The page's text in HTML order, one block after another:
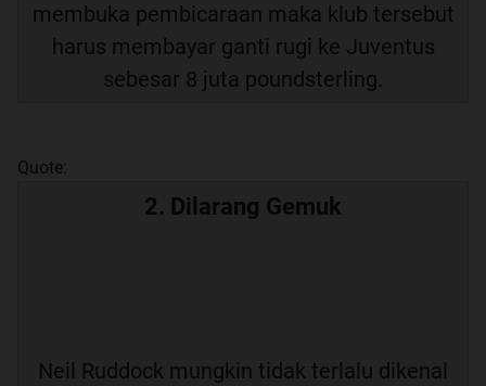
membuka pembicaraan maka klub tersebut
harus membayar ganti rugi ke Juventus
sebesar 8 juta poundsterling.
Quote:
2. Dilarang Gemuk
Neil Ruddock mungkin tidak terlalu dikenal